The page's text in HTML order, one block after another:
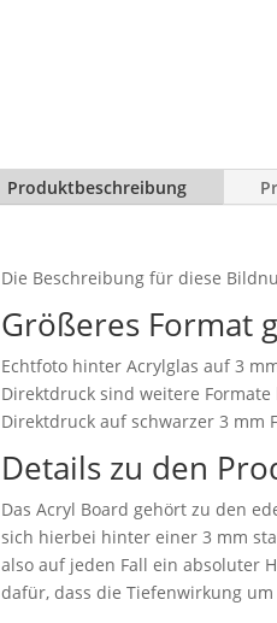
Produktbeschreibung
Die Beschreibung für diese
Größeres Format
Echtfoto hinter Acrylglas auf 3
Direktdruck sind weitere
Direktdruck auf schwarzer 3 mm
Details zu den
Das Acryl Board gehört zu den
sich hierbei hinter einer 3 mm
also auf jeden Fall ein absoluter
dafür, dass die Tiefenwirkung